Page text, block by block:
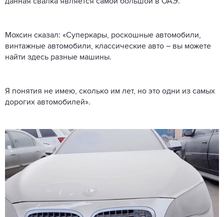
Мохсин сказал: «Суперкары, роскошные автомобили,
винтажные автомобили, классические авто – вы можете
найти здесь разные машины.
Я понятия не имею, сколько им лет, но это одни из самых
дорогих автомобилей».